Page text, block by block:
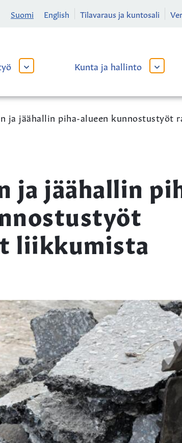
Suomi English Tilavaraus ja kuntosali
AVAA
ALAVALIKKO
Kunta ja hallinto
AVAA
ja jäähallin piha-alueen
ja jäähallin
liikkumista